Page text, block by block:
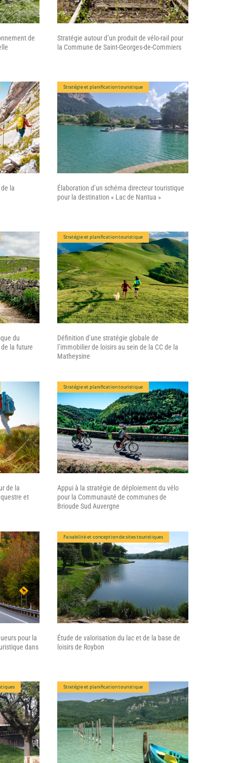
de
Stratégie autour d’un produit de vélo-rail pour
la Commune de Saint-Georges-de-Commiers
la
Stratégie et planification touristique
Élaboration d’un schéma directeur touristique
pour la destination « Lac de Nantua »
du
la future
Stratégie et planification touristique
Définition d’une stratégie globale de
l’immobilier de loisirs au sein de la CC de la
Matheysine
de la
et
Stratégie et planification touristique
Appui à la stratégie de déploiement du vélo
pour la Communauté de communes de
Brioude Sud Auvergne
pour la
dans
Faisabilité et conception de sites touristiques
Étude de valorisation du lac et de la base de
loisirs de Roybon
Stratégie et planification touristique